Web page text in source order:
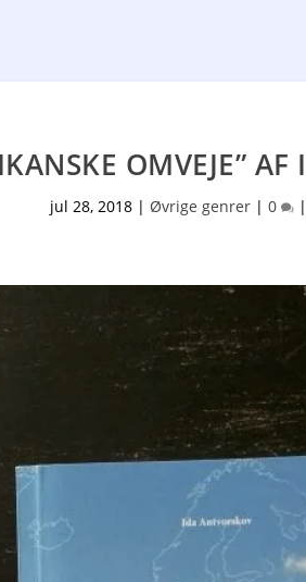
OMVEJE”
jul 28, 2018 | Øvrige genrer |0